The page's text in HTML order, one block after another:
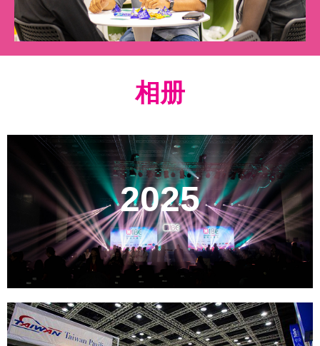
相册
2025